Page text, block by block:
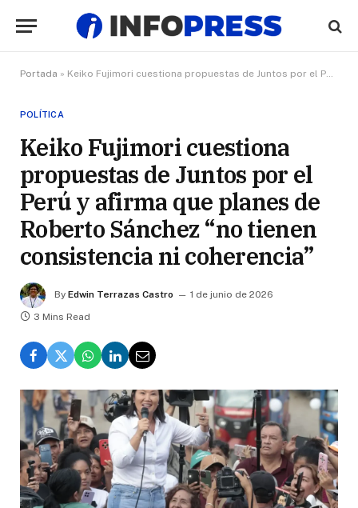
Portada » Keiko Fujimori cuestiona propuestas de Juntos por el Perú y afirma que planes de Roberto Sánchez “no tienen consistencia ni coherencia”
POLÍTICA
Keiko Fujimori cuestiona
propuestas de Juntos por el
Perú y afirma que planes de
Roberto Sánchez “no tienen
consistencia ni coherencia”
By Edwin Terrazas Castro
1 de junio de 2026
3 Mins Read